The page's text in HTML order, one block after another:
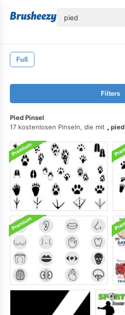
Fuß
Filters
Pied Pinsel
17 kostenlosen Pinseln, die mit
pied